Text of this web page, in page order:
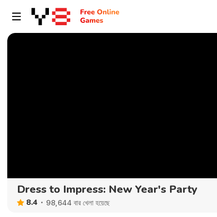
Dress to Impress: New Year's Party
8.4 98,644 বার খেলা হয়েছে